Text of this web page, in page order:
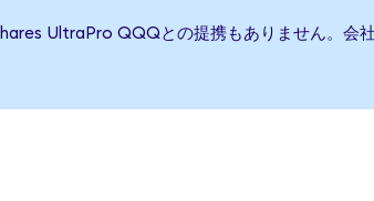
UltraPro QQQとの提携もありません。会